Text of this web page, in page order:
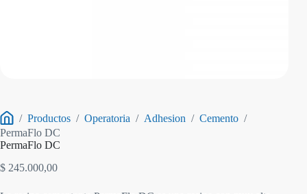
Inicio
/ Productos / Operatoria / Adhesion / Cemento /
PermaFlo DC
PermaFlo DC
$ 245.000,00